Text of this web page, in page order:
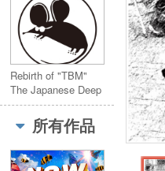
Rebirth of "TBM"
The Japanese Deep
Jazz Compiled by
Tatsuo Sunaga
(2CD)所有作品